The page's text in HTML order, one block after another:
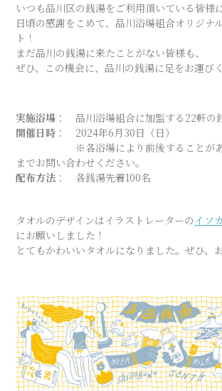
いつも品川区の銭湯をご利用頂いている皆様に
日頃の感謝をこめて、品川浴場組合オリジナ
ト！
まだ品川の銭湯に来たことがない皆様も、
ぜひ、この機会に、品川の銭湯に足をお運び
実施浴場 ： 品川浴場組合に加盟する22軒の
開催日時 ： 2024年6月30日（日）
※各浴場により前後することがあり
までお問い合わせください。
配布方法 ： 各銭湯先着100名
タオルのデザインはイラストレーターの イソ
にお願いしました！
とてもかわいいタオルになりました。ぜひ、